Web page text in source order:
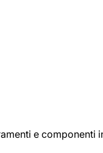
e componenti